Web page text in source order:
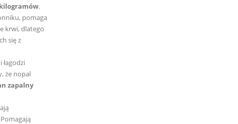
.
pomaga
krwi, dlatego
się z
łagodzi
że nopal
zapalny